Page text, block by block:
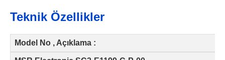
Teknik Özellikler
Model No , Açıklama :